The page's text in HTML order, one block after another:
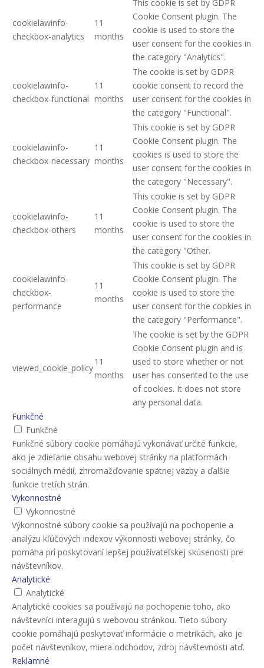
cookielawinfo-
checkbox-analytics
11
months
This cookie is set by GDPR
Cookie Consent plugin. The
cookie is used to store the
user consent for the cookies in
the category "Analytics".
cookielawinfo-
checkbox-functional
11
months
The cookie is set by GDPR
cookie consent to record the
user consent for the cookies in
the category "Functional".
cookielawinfo-
checkbox-necessary
11
months
This cookie is set by GDPR
Cookie Consent plugin. The
cookies is used to store the
user consent for the cookies in
the category "Necessary".
cookielawinfo-
checkbox-others
11
months
This cookie is set by GDPR
Cookie Consent plugin. The
cookie is used to store the
user consent for the cookies in
the category "Other.
cookielawinfo-
checkbox-
performance
11
months
This cookie is set by GDPR
Cookie Consent plugin. The
cookie is used to store the
user consent for the cookies in
the category "Performance".
viewed_cookie_policy
11
months
The cookie is set by the GDPR
Cookie Consent plugin and is
used to store whether or not
user has consented to the use
of cookies. It does not store
any personal data.
Funkčné
Funkčné
Funkčné súbory cookie pomáhajú vykonávať určité funkcie,
ako je zdieľanie obsahu webovej stránky na platformách
sociálnych médií, zhromažďovanie spätnej väzby a ďalšie
funkcie tretích strán.
Vykonnostné
Vykonnostné
Výkonnostné súbory cookie sa používajú na pochopenie a
analýzu kľúčových indexov výkonnosti webovej stránky, čo
pomáha pri poskytovaní lepšej používateľskej skúsenosti pre
návštevníkov.
Analytické
Analytické
Analytické cookies sa používajú na pochopenie toho, ako
návštevníci interagujú s webovou stránkou. Tieto súbory
cookie pomáhajú poskytovať informácie o metrikách, ako je
počet návštevníkov, miera odchodov, zdroj návštevnosti atď.
Reklamné